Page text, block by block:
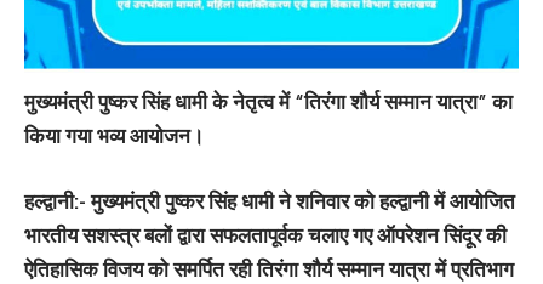
मुख्यमंत्री पुष्कर सिंह धामी के नेतृत्व में “तिरंगा शौर्य सम्मान यात्रा” का
किया गया भव्य आयोजन।
हल्द्वानी:-मुख्यमंत्री पुष्कर सिंह धामी ने शनिवार को हल्द्वानी में आयोजित
भारतीय सशस्त्र बलों द्वारा सफलतापूर्वक चलाए गए ऑपरेशन सिंदूर की
ऐतिहासिक विजय को समर्पित रही तिरंगा शौर्य सम्मान यात्रा में प्रतिभाग